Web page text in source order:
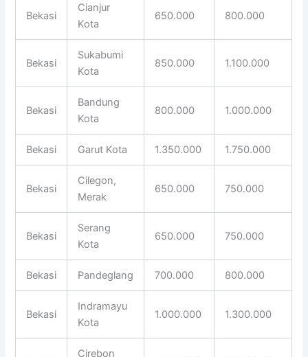
Bekasi
Cianjur
Kota
650.000 800.000
Bekasi
Sukabumi
Kota
850.000 1.100.000
Bekasi
Bandung
Kota
800.000 1.000.000
Bekasi Garut Kota 1.350.000 1.750.000
Bekasi
Cilegon,
Merak
650.000 750.000
Bekasi
Serang
Kota
650.000 750.000
Bekasi Pandeglang 700.000 800.000
Bekasi
Indramayu
Kota
1.000.000 1.300.000
Cirebon